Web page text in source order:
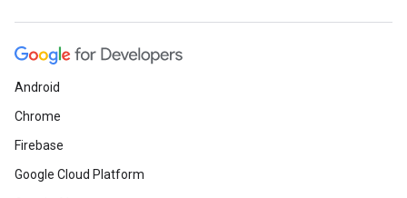
Android
Chrome
Firebase
Google Cloud Platform